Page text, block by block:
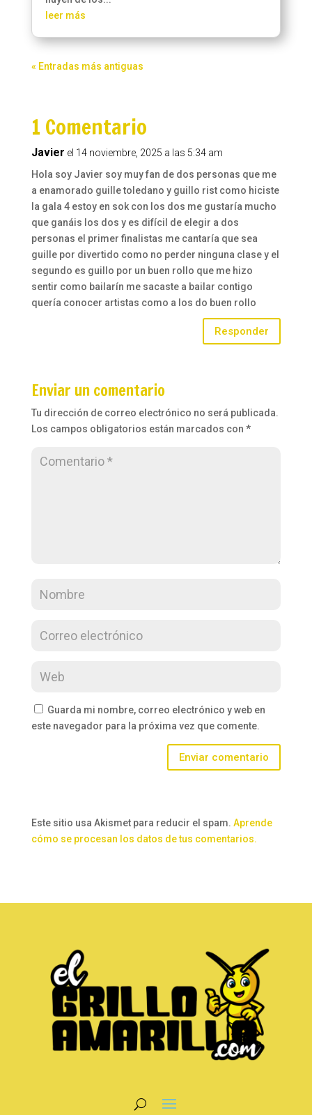
leer más
« Entradas más antiguas
1 Comentario
Javier el 14 noviembre, 2025 a las 5:34 am
Hola soy Javier soy muy fan de dos personas que me
a enamorado guille toledano y guillo rist como hiciste
la gala 4 estoy en sok con los dos me gustaría mucho
que ganáis los dos y es difícil de elegir a dos
personas el primer finalistas me cantaría que sea
guille por divertido como no perder ninguna clase y el
segundo es guillo por un buen rollo que me hizo
sentir como bailarín me sacaste a bailar contigo
quería conocer artistas como a los do buen rollo
Responder
Enviar un comentario
Tu dirección de correo electrónico no será publicada.
Los campos obligatorios están marcados con *
Guarda mi nombre, correo electrónico y web en
este navegador para la próxima vez que comente.
Enviar comentario
Este sitio usa Akismet para reducir el spam. Aprende
cómo se procesan los datos de tus comentarios.